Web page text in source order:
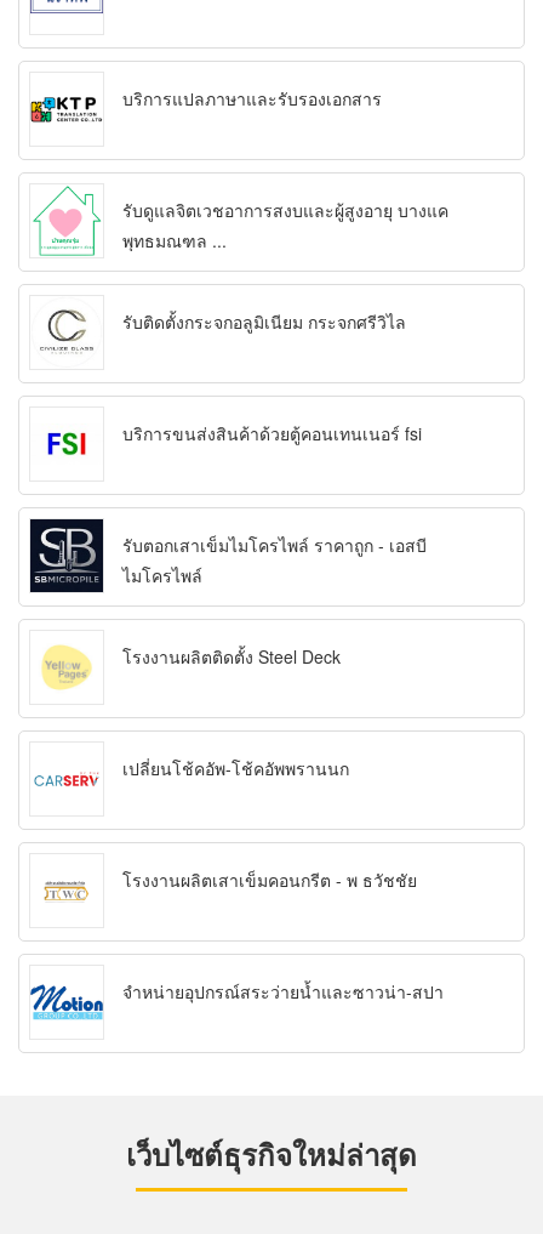
บริการแปลภาษาและรับรองเอกสาร
รับดูแลจิตเวชอาการสงบและผู้สูงอายุ บางแค
พุทธมณฑล ...
รับติดตั้งกระจกอลูมิเนียม กระจกศรีวิไล
บริการขนส่งสินค้าด้วยตู้คอนเทนเนอร์ fsi
รับตอกเสาเข็มไมโครไพล์ ราคาถูก - เอสบี
ไมโครไพล์
โรงงานผลิตติดตั้ง Steel Deck
เปลี่ยนโช้คอัพ-โช้คอัพพรานนก
โรงงานผลิตเสาเข็มคอนกรีต - พ ธวัชชัย
จำหน่ายอุปกรณ์สระว่ายน้ำและซาวน่า-สปา
เว็บไซต์ธุรกิจใหม่ล่าสุด